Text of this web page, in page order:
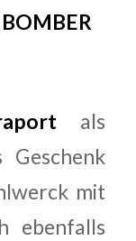
als
Geschenk
mit
ebenfalls